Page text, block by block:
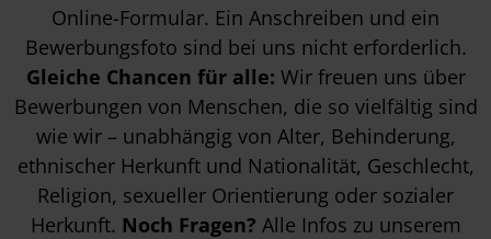
Online-Formular. Ein Anschreiben und ein
Bewerbungsfoto sind bei uns nicht erforderlich.
Gleiche Chancen für alle: Wir freuen uns über
Bewerbungen von Menschen, die so vielfältig sind
wie wir – unabhängig von Alter, Behinderung,
ethnischer Herkunft und Nationalität, Geschlecht,
Religion, sexueller Orientierung oder sozialer
Herkunft. Noch Fragen? Alle Infos zu unserem